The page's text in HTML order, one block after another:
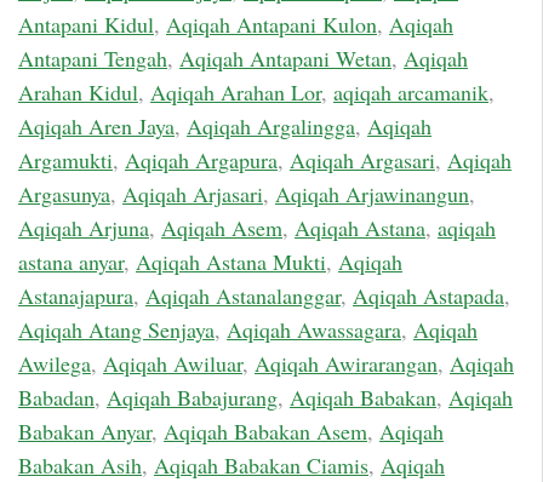
Antapani Kidul, Aqiqah Antapani Kulon, Aqiqah
Antapani Tengah, Aqiqah Antapani Wetan, Aqiqah
Arahan Kidul, Aqiqah Arahan Lor, aqiqah arcamanik,
Aqiqah Aren Jaya, Aqiqah Argalingga, Aqiqah
Argamukti, Aqiqah Argapura, Aqiqah Argasari, Aqiqah
Argasunya, Aqiqah Arjasari, Aqiqah Arjawinangun,
Aqiqah Arjuna, Aqiqah Asem, Aqiqah Astana, aqiqah
astana anyar, Aqiqah Astana Mukti, Aqiqah
Astanajapura, Aqiqah Astanalanggar, Aqiqah Astapada,
Aqiqah Atang Senjaya, Aqiqah Awassagara, Aqiqah
Awilega, Aqiqah Awiluar, Aqiqah Awirarangan, Aqiqah
Babadan, Aqiqah Babajurang, Aqiqah Babakan, Aqiqah
Babakan Anyar, Aqiqah Babakan Asem, Aqiqah
Babakan Asih, Aqiqah Babakan Ciamis, Aqiqah